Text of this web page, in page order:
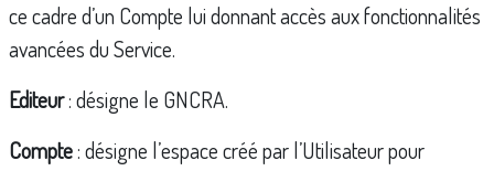
ce cadre d’un Compte lui donnant accès aux fonctionnalités
avancées du Service.
Editeur: désigne le GNCRA.
Compte: désigne l’espace créé par l’Utilisateur pour